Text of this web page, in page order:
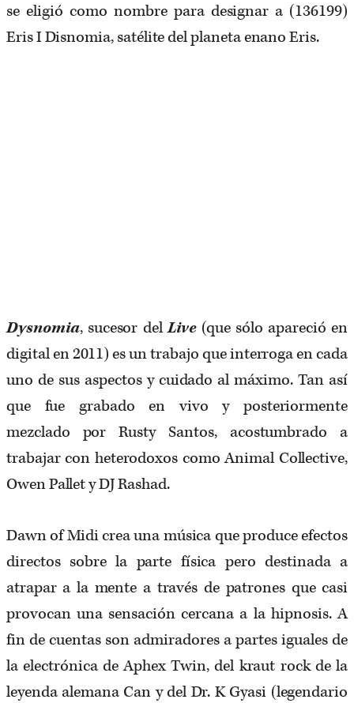
se eligió como nombre para designar a (136199)
Eris I Disnomia, satélite del planeta enano Eris.
Dysnomia, sucesor delLive(que sólo apareció en
digital en 2011) es un trabajo que interroga en cada
uno de sus aspectos y cuidado al máximo. Tan así
que fue grabado en vivo y posteriormente
mezclado por Rusty Santos, acostumbrado a
trabajar con heterodoxos como Animal Collective,
Owen Pallet y DJ Rashad.
Dawn of Midi crea una música que produce efectos
directos sobre la parte física pero destinada a
atrapar a la mente a través de patrones que casi
provocan una sensación cercana a la hipnosis. A
fin de cuentas son admiradores a partes iguales de
la electrónica de Aphex Twin, del kraut rock de la
leyenda alemana Can y del Dr. K Gyasi (legendario